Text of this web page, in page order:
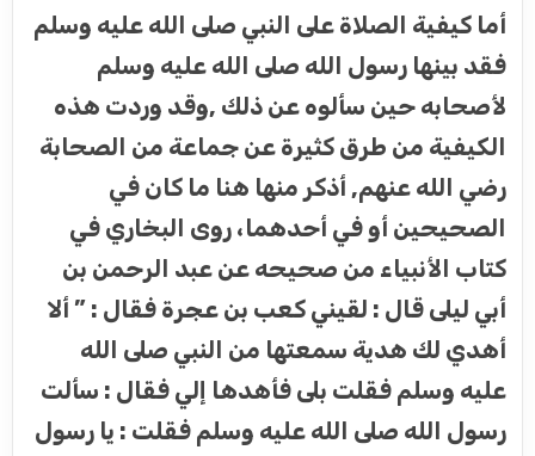
أما كيفية الصلاة على النبي صلى الله عليه وسلم
فقد بينها رسول الله صلى الله عليه وسلم
لأصحابه حين سألوه عن ذلك ,وقد وردت هذه
الكيفية من طرق كثيرة عن جماعة من الصحابة
رضي الله عنهم, أذكر منها هنا ما كان في
الصحيحين أو في أحدهما، روى البخاري في
كتاب الأنبياء من صحيحه عن عبد الرحمن بن
أبي ليلى قال : لقيني كعب بن عجرة فقال : ” ألا
أهدي لك هدية سمعتها من النبي صلى الله
عليه وسلم فقلت بلى فأهدها إلي فقال : سألت
رسول الله صلى الله عليه وسلم فقلت : يا رسول